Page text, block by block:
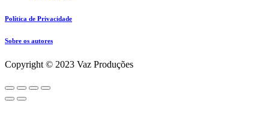
Política de Privacidade
Sobre os autores
Copyright © 2023 Vaz Produções